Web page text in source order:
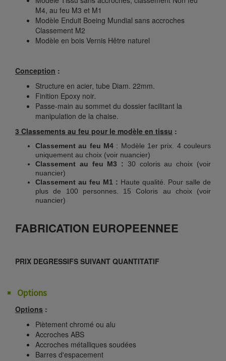
M4, au feu M3 et M1
Modèle Enduit Boeing Mundial sans accroches
Classement M2
Modèle en bois Vernis Hêtre naturel
Conception :
Structure en acier, tube Diam. 22mm.
Finition Epoxy noir.
Passe-main au sommet du dossier facilitant la
manipulation de la chaise.
3 Classements au feu pour le modèle en tissu :
Classement au feu M4 : Modèle 1er prix. 4 couleurs
uniquement au choix (voir nuancier)
Classement au feu M3 : 30 coloris au choix (voir
nuancier)
Classement au feu M1 : Haute qualité. Pour salle de
plus de 100 personnes. 15 Coloris au choix (voir
nuancier)
FABRICATION EUROPEENNEE
PRIX DEGRESSIFS SUIVANT QUANTITATIF
Options
Options :
Piètement chromé ou alu
Accroches ABS
Accroches métalliques soudées
Barres d'espacement